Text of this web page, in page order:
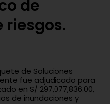
de
de Soluciones
fue adjudicado para
en S/ 297,077,836.00,
de inundaciones y